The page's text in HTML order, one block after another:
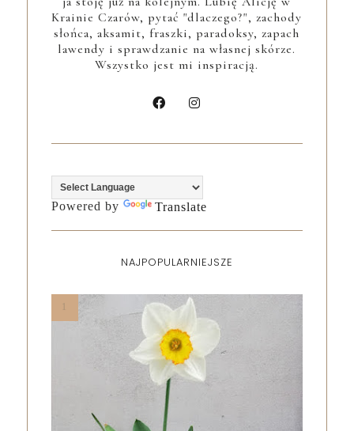
Krainie Czarów, pytać "dlaczego?", zachody
słońca, aksamit, fraszki, paradoksy, zapach
lawendy i sprawdzanie na własnej skórze.
Wszystko jest mi inspiracją.
Powered by Translate
NAJPOPULARNIEJSZE